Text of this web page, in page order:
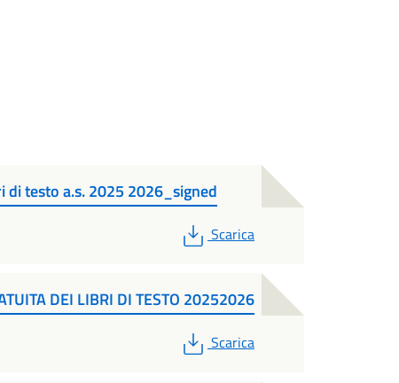
testo a.s. 2025 2026_signed
PDF
Scarica
DEI LIBRI DI TESTO 20252026
PDF
Scarica